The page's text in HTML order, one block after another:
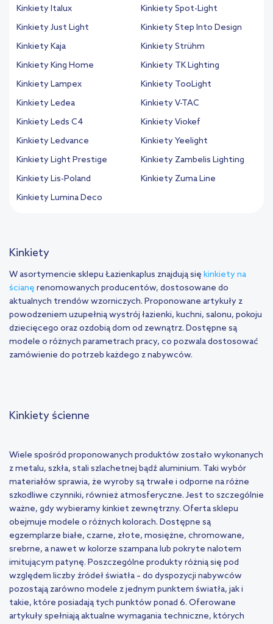
Kinkiety Italux
Kinkiety Just Light
Kinkiety Kaja
Kinkiety King Home
Kinkiety Lampex
Kinkiety Ledea
Kinkiety Leds C4
Kinkiety Ledvance
Kinkiety Light Prestige
Kinkiety Lis-Poland
Kinkiety Lumina Deco
Kinkiety Spot-Light
Kinkiety Step Into Design
Kinkiety Strühm
Kinkiety TK Lighting
Kinkiety TooLight
Kinkiety V-TAC
Kinkiety Viokef
Kinkiety Yeelight
Kinkiety Zambelis Lighting
Kinkiety Zuma Line
Kinkiety
W asortymencie sklepu Łazienkaplus znajdują się kinkiety na
ścianę renomowanych producentów, dostosowane do
aktualnych trendów wzorniczych. Proponowane artykuły z
powodzeniem uzupełnią wystrój łazienki, kuchni, salonu, pokoju
dziecięcego oraz ozdobią dom od zewnątrz. Dostępne są
modele o różnych parametrach pracy, co pozwala dostosować
zamówienie do potrzeb każdego z nabywców.
Kinkiety ścienne
Wiele spośród proponowanych produktów zostało wykonanych
z metalu, szkła, stali szlachetnej bądź aluminium. Taki wybór
materiałów sprawia, że wyroby są trwałe i odporne na różne
szkodliwe czynniki, również atmosferyczne. Jest to szczególnie
ważne, gdy wybieramy kinkiet zewnętrzny. Oferta sklepu
obejmuje modele o różnych kolorach. Dostępne są
egzemplarze białe, czarne, złote, mosiężne, chromowane,
srebrne, a nawet w kolorze szampana lub pokryte nalotem
imitującym patynę. Poszczególne produkty różnią się pod
względem liczby źródeł światła – do dyspozycji nabywców
pozostają zarówno modele z jednym punktem światła, jak i
takie, które posiadają tych punktów ponad 6. Oferowane
artykuły spełniają aktualne wymagania techniczne, których